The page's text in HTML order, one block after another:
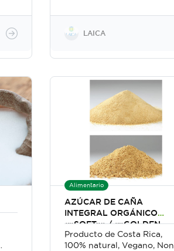
LAICA
Alimentario
AZÚCAR DE CAÑA
INTEGRAL ORGÁNICO
«»SOFT»» / «»GOLDEN
Producto de Costa Rica,
100% natural, Vegano, Non